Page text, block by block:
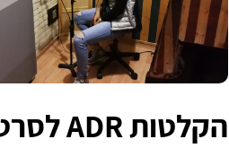
הקלטות ADR לסרטים